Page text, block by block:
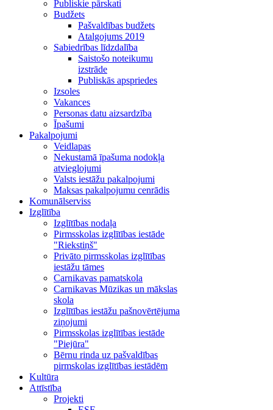
Publiskie pārskati
Budžets
Pašvaldības budžets
Atalgojums 2019
Sabiedrības līdzdalība
Saistošo noteikumu
izstrāde
Publiskās apspriedes
Izsoles
Vakances
Personas datu aizsardzība
Īpašumi
Pakalpojumi
Veidlapas
Nekustamā īpašuma nodokļa
atvieglojumi
Valsts iestāžu pakalpojumi
Maksas pakalpojumu cenrādis
Komunālserviss
Izglītība
Izglītības nodaļa
Pirmsskolas izglītības iestāde
"Riekstiņš"
Privāto pirmsskolas izglītības
iestāžu tāmes
Carnikavas pamatskola
Carnikavas Mūzikas un mākslas
skola
Izglītības iestāžu pašnovērtējuma
ziņojumi
Pirmsskolas izglītības iestāde
"Piejūra"
Bērnu rinda uz pašvaldības
pirmskolas izglītības iestādēm
Kultūra
Attīstība
Projekti